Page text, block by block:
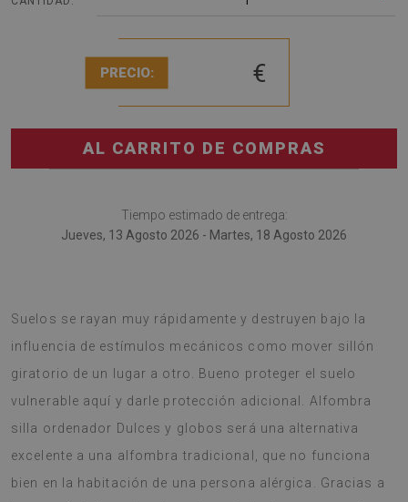
PRECIO: €
AL CARRITO DE COMPRAS
Tiempo estimado de entrega:
Jueves, 13 Agosto 2026 - Martes, 18 Agosto 2026
Suelos se rayan muy rápidamente y destruyen bajo la
influencia de estímulos mecánicos como mover sillón
giratorio de un lugar a otro. Bueno proteger el suelo
vulnerable aquí y darle protección adicional. Alfombra
silla ordenador Dulces y globos será una alternativa
excelente a una alfombra tradicional, que no funciona
bien en la habitación de una persona alérgica. Gracias a